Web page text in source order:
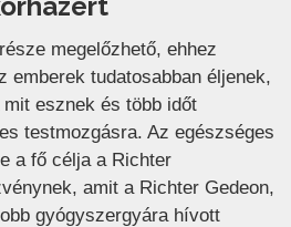
megelőzhető, ehhez
emberek tudatosabban éljenek,
esznek és több időt
testmozgásra. Az egészséges
a fő célja a Richter
amit a Richter Gedeon,
gyógyszergyára hívott